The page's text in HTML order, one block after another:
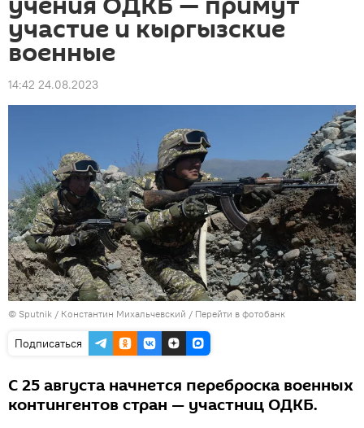
участие и кыргызские
военные
14:42 24.08.2023
© Sputnik / Константин Михальчевский / Перейти в фотобанк
Подписаться
С 25 августа начнется переброска военных
контингентов стран — участниц ОДКБ.